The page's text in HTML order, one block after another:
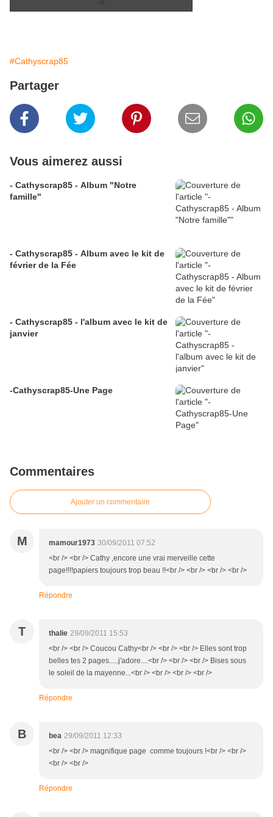
#Cathyscrap85
Partager
Vous aimerez aussi
- Cathyscrap85 - Album "Notre
famille"
- Cathyscrap85 - Album avec le kit de
février de la Fée
- Cathyscrap85 - l'album avec le kit de
janvier
-Cathyscrap85-Une Page
Commentaires
Ajouter un commentaire
M mamour1973 30/09/2011 07:52
<br /> <br /> Cathy ,encore une vrai merveille cette
page!!!!papiers toujours trop beau !!<br /> <br /> <br /> <br />
Répondre
T thalie 29/09/2011 15:53
<br /> <br /> Coucou Cathy<br /> <br /> <br /> Elles sont trop
belles tes 2 pages.....j'adore....<br /> <br /> <br /> Bises sous
le soleil de la mayenne...<br /> <br /> <br /> <br />
Répondre
B bea 29/09/2011 12:33
<br /> <br /> magnifique page comme toujours !<br /> <br />
<br /> <br />
Répondre